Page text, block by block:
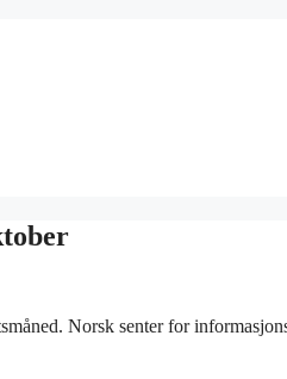
Norsk senter for